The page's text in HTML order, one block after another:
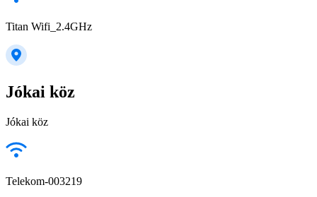
Titan Wifi_2.4GHz
Jókai köz
Jókai köz
Telekom-003219